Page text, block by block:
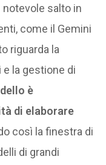
notevole salto in
come il Gemini
riguarda la
la gestione di
è
di elaborare
così la finestra di
di grandi